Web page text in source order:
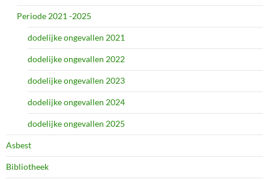
Periode 2021 -2025
dodelijke ongevallen 2021
dodelijke ongevallen 2022
dodelijke ongevallen 2023
dodelijke ongevallen 2024
dodelijke ongevallen 2025
Asbest
Bibliotheek